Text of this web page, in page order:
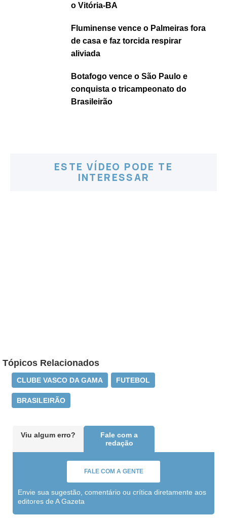
o Vitória-BA
Fluminense vence o Palmeiras fora
de casa e faz torcida respirar
aliviada
Botafogo vence o São Paulo e
conquista o tricampeonato do
Brasileirão
ESTE VÍDEO PODE TE
INTERESSAR
Tópicos Relacionados
CLUBE VASCO DA GAMA FUTEBOL
BRASILEIRÃO
Viu algum erro?
Fale com a
redação
FALE COM A GENTE
Envie sua sugestão, comentário ou crítica diretamente aos
editores de A Gazeta